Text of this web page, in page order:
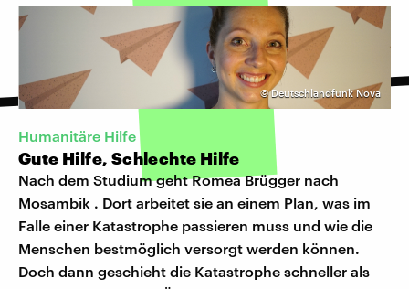
©Deutschlandfunk Nova
Humanitäre Hilfe
Gute Hilfe, Schlechte Hilfe
Nach dem Studium geht Romea Brügger nach
Mosambik . Dort arbeitet sie an einem Plan, was im
Falle einer Katastrophe passieren muss und wie die
Menschen bestmöglich versorgt werden können.
Doch dann geschieht die Katastrophe schneller als